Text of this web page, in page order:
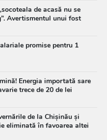
de acasă nu se
Avertismentul unui fost
promise pentru 1
Energia importată sare
trece de 20 de lei
de la Chișinău și
eliminată în favoarea altei